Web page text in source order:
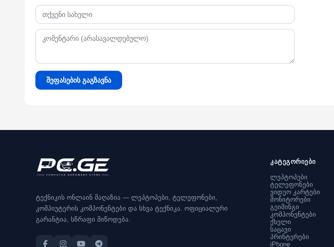
შეფასების გაგზავნა
ტექნიკის ონლაინ მაღაზია — ლეპტოპები, ტელეფონები,
კომპიუტერის კომპონენტები და სხვა ტექნიკა. ოფიციალური
გარანტია, სწრაფი მიწოდება.
კატეგორიები
ლეპტოპები
ტელეფონები
ვიდეო კარტები
მონიტორები
გეიმინგი
კომპონენტები
ქსელი
საცავი
პრინტერები
iPhone